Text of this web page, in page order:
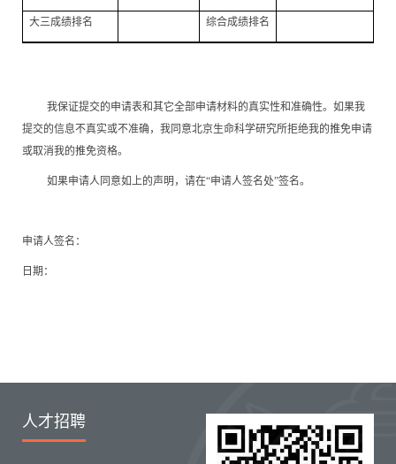
大三成绩排名 综合成绩排名
我保证提交的申请表和其它全部申请材料的真实性和准确性。如果我
提交的信息不真实或不准确，我同意北京生命科学研究所拒绝我的推免申请
或取消我的推免资格。
如果申请人同意如上的声明，请在“申请人签名处”签名。
申请人签名：
日期：
人才招聘